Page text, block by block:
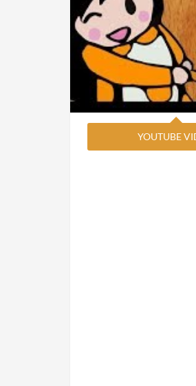
YOUTUBE